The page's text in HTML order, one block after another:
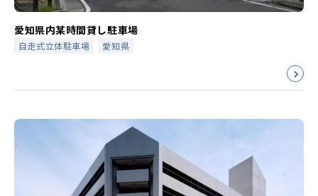
愛知県内某時間貸し駐車場
自走式立体駐車場 愛知県